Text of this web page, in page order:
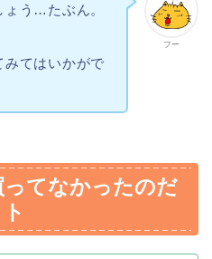
フー
ょう…たぶん。
みてはいかがで
てなかったのだ